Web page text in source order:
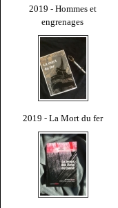
2019 - Hommes et
engrenages
2019 - La Mort du fer